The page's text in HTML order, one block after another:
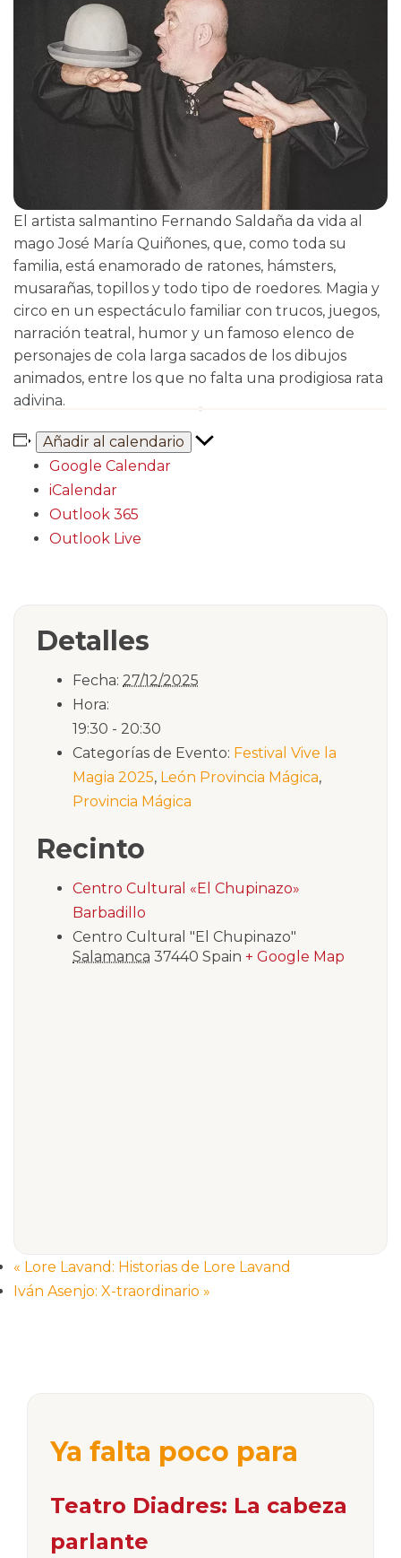
El artista salmantino Fernando Saldaña da vida al
mago José María Quiñones, que, como toda su
familia, está enamorado de ratones, hámsters,
musarañas, topillos y todo tipo de roedores. Magia y
circo en un espectáculo familiar con trucos, juegos,
narración teatral, humor y un famoso elenco de
personajes de cola larga sacados de los dibujos
animados, entre los que no falta una prodigiosa rata
adivina.
Añadir al calendario
Google Calendar
iCalendar
Outlook 365
Outlook Live
Detalles
Fecha: 27/12/2025
Hora:
19:30 - 20:30
Categorías de Evento: Festival Vive la
Magia 2025, León Provincia Mágica,
Provincia Mágica
Recinto
Centro Cultural «El Chupinazo»
Barbadillo
Centro Cultural "El Chupinazo"
Salamanca 37440 Spain + Google Map
« Lore Lavand: Historias de Lore Lavand
Iván Asenjo: X-traordinario »
Ya falta poco para
Teatro Diadres: La cabeza
parlante